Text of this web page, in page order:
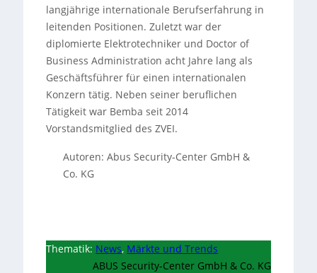
langjährige internationale Berufserfahrung in
leitenden Positionen. Zuletzt war der
diplomierte Elektrotechniker und Doctor of
Business Administration acht Jahre lang als
Geschäftsführer für einen internationalen
Konzern tätig. Neben seiner beruflichen
Tätigkeit war Bemba seit 2014
Vorstandsmitglied des ZVEI.
Autoren: Abus Security-Center GmbH &
Co. KG
Thematik: News, Märkte und Trends
ABUS Security-Center GmbH & Co. KG